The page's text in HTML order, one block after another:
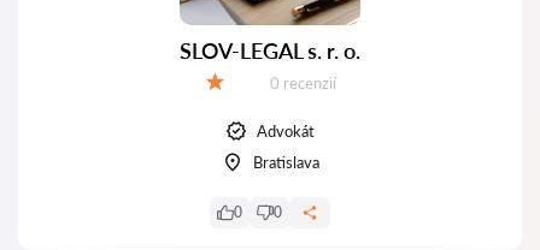
SLOV-LEGAL s. r. o.
Recenzií:
0 recenzií
Advokát
Bratislava
0 0